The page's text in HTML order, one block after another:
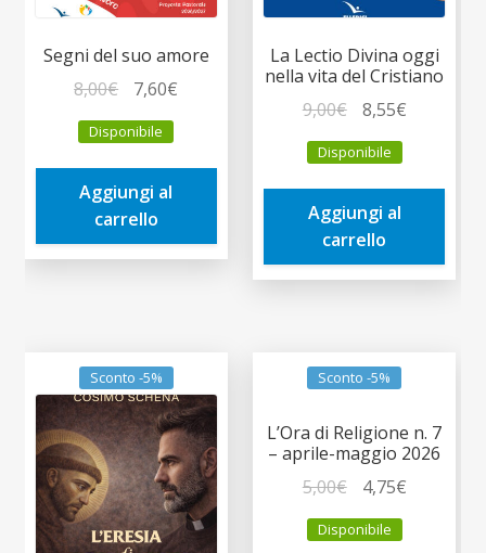
Segni del suo amore
8,00€
prezzo
originale
era:
8,00€.
7,60€
è:
Disponibile
Aggiungi al
carrello
La Lectio Divina oggi
nella vita del Cristiano
9,00€
prezzo
originale
era:
9,00€.
8,55€Il
è:
Disponibile
Aggiungi al
carrello
Sconto -5% Sconto -5%
L’Ora di Religione n. 7
– aprile-maggio 2026
5,00€
prezzo
originale
4,75€Il
Disponibile